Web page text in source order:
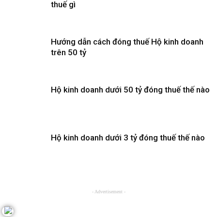
thuế gì
Hướng dẫn cách đóng thuế Hộ kinh doanh
trên 50 tỷ
Hộ kinh doanh dưới 50 tỷ đóng thuế thế nào
Hộ kinh doanh dưới 3 tỷ đóng thuế thế nào
- Advertisement -